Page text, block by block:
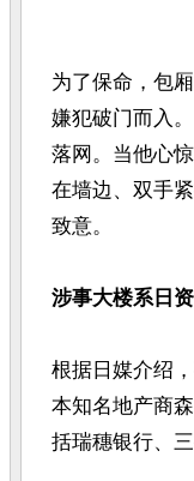
为了保命，包
嫌犯破门而入
落网。当他心
在墙边、双手
致意。
涉事大楼系日
根据日媒介绍
本知名地产商
括瑞穗银行、